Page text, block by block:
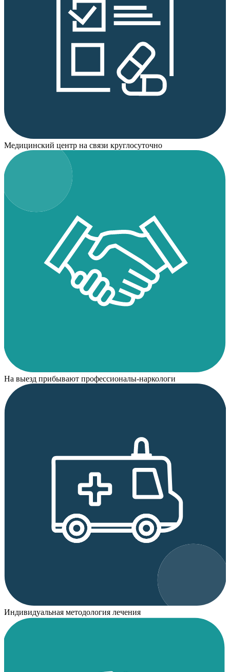
Медицинский центр на связи круглосуточно
На выезд прибывают профессионалы-наркологи
Индивидуальная методология лечения